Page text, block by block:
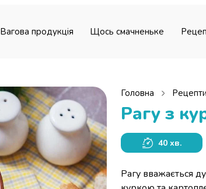
Вагова продукція Щось смачненьке
Головна Рецепти
Рагу з
40 хв.
Рагу вважається